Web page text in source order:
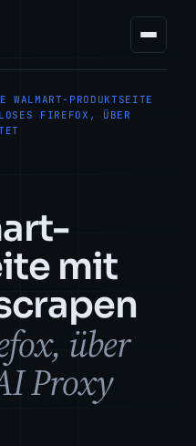
WALMART-PRODUKTSEITE
FIREFOX, ÜBER
mit
über
Proxy